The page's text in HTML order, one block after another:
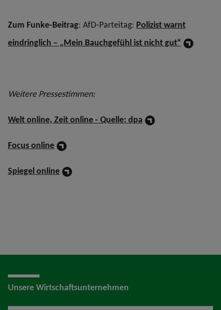
Zum Funke-Beitrag: AfD-Parteitag: Polizist warnt
eindringlich – „Mein Bauchgefühl ist nicht gut“
Weitere Pressestimmen:
Welt online, Zeit online - Quelle: dpa
Focus online
Spiegel online
Unsere Wirtschaftsunternehmen